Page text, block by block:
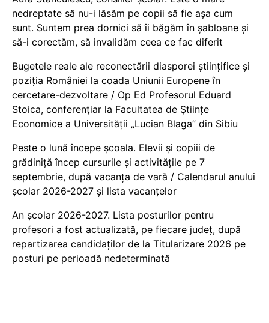
nedreptate să nu-i lăsăm pe copii să fie așa cum
sunt. Suntem prea dornici să îi băgăm în șabloane și
să-i corectăm, să invalidăm ceea ce fac diferit
Bugetele reale ale reconectării diasporei științifice și
poziția României la coada Uniunii Europene în
cercetare-dezvoltare / Op Ed Profesorul Eduard
Stoica, conferențiar la Facultatea de Științe
Economice a Universității „Lucian Blaga” din Sibiu
Peste o lună începe școala. Elevii și copiii de
grădiniță încep cursurile și activitățile pe 7
septembrie, după vacanța de vară / Calendarul anului
școlar 2026-2027 și lista vacanțelor
An școlar 2026-2027. Lista posturilor pentru
profesori a fost actualizată, pe fiecare județ, după
repartizarea candidaților de la Titularizare 2026 pe
posturi pe perioadă nedeterminată